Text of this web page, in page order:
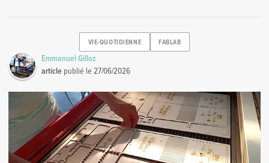
VIE-QUOTIDIENNE FABLAB
Emmanuel Gilloz
article publié le27/06/2026